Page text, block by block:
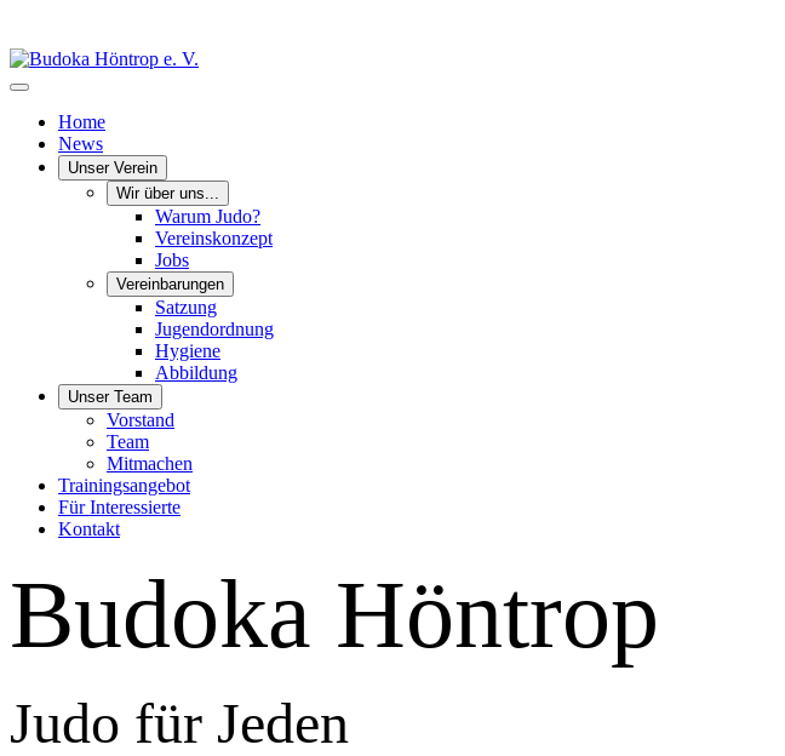
Home
News
Unser Verein
Wir über uns...
Warum Judo?
Vereinskonzept
Jobs
Vereinbarungen
Satzung
Jugendordnung
Hygiene
Abbildung
Unser Team
Vorstand
Team
Mitmachen
Trainingsangebot
Für Interessierte
Kontakt
Budoka Höntrop
Judo für Jeden